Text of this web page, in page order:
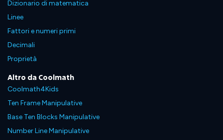
Dizionario di matematica
Linee
Fattori e numeri primi
Decimali
Proprietà
Altro da Coolmath
Coolmath4Kids
Ten Frame Manipulative
Base Ten Blocks Manipulative
Number Line Manipulative